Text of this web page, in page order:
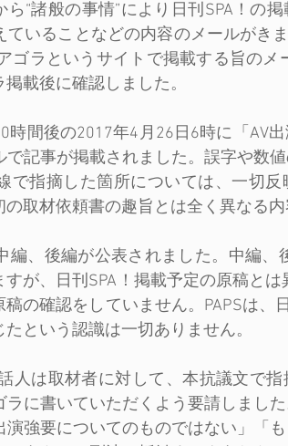
“諸般の事情”により日刊SPA！の
ていることなどの内容のメールがき
ゴラというサイトで掲載する旨のメ
載後に確認しました。
間後の2017年4月26日6時に「AV
記事が掲載されました。誤字や数
で指摘した箇所については、一切反
取材依頼書の趣旨とは全く異なる内
、後編が公表されました。中編、
が、日刊SPA！掲載予定の原稿とは
の確認をしていません。PAPSは、
という認識は一切ありません。
人は取材者に対して、本抗議文で
に書いていただくよう要請しまし
強要についてのものではない」「